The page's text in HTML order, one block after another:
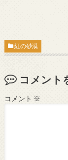
紅の砂漠
コメント
コメント ※